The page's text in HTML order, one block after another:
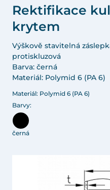
Rektifikace
krytem
Výškově stavitelná
protiskluzová
Barva: černá
Materiál: Polymid 6 (PA 6)
Materiál: Polymid 6 (PA 6)
Barvy:
černá